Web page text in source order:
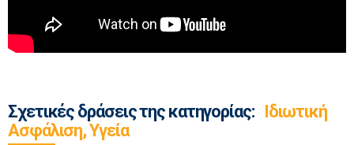
Σχετικές δράσεις της κατηγορίας: Ιδιωτική
Ασφάλιση, Υγεία